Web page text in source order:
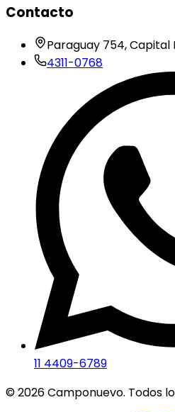
Contacto
Paraguay 754, Capital
4311-0768
11 4409-6789
©2026Camponuevo. Todos